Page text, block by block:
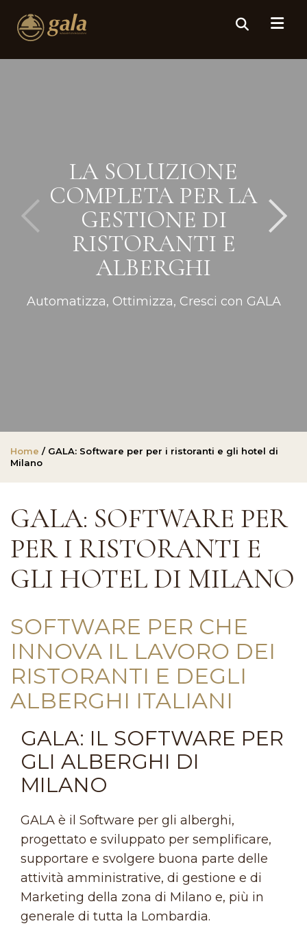
LA SOLUZIONE
COMPLETA PER LA
GESTIONE DI
RISTORANTI E
ALBERGHI
Automatizza, Ottimizza, Cresci con GALA
Home / GALA: Software per per i ristoranti e gli hotel di
Milano
GALA: SOFTWARE PER
PER I RISTORANTI E
GLI HOTEL DI MILANO
SOFTWARE PER CHE
INNOVA IL LAVORO DEI
RISTORANTI E DEGLI
ALBERGHI ITALIANI
GALA: IL SOFTWARE PER
GLI ALBERGHI DI
MILANO
GALA è il Software per gli alberghi,
progettato e sviluppato per semplificare,
supportare e svolgere buona parte delle
attività amministrative, di gestione e di
Marketing della zona di Milano e, più in
generale di tutta la Lombardia.